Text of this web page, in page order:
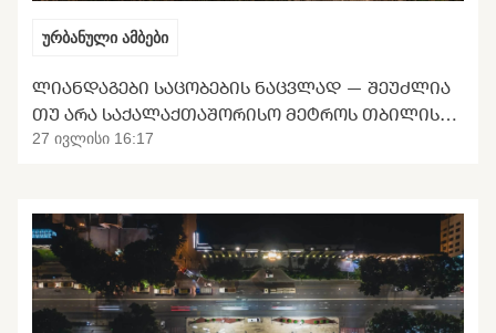
ურბანული ამბები
ᲚᲘᲐᲜᲓᲐᲒᲔᲑᲘ ᲡᲐᲪᲝᲑᲔᲑᲘᲡ ᲜᲐᲪᲕᲚᲐᲓ — ᲨᲔᲣᲫᲚᲘᲐ
ᲗᲣ ᲐᲠᲐ ᲡᲐᲥᲐᲚᲐᲥᲗᲐᲨᲝᲠᲘᲡᲝ ᲛᲔᲢᲠᲝᲡ ᲗᲑᲘᲚᲘᲡᲘᲡ
ᲒᲐᲜᲢᲕᲘᲠᲗᲕᲐ
27 ივლისი 16:17